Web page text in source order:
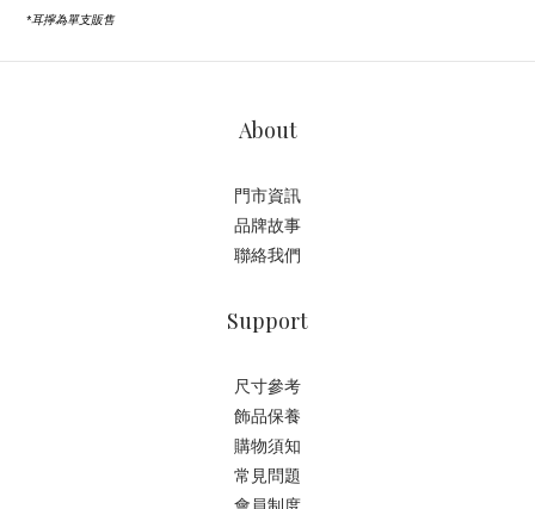
*耳擰為單支販售
About
門市資訊
品牌故事
聯絡我們
Support
尺寸參考
飾品保養
購物須知
常見問題